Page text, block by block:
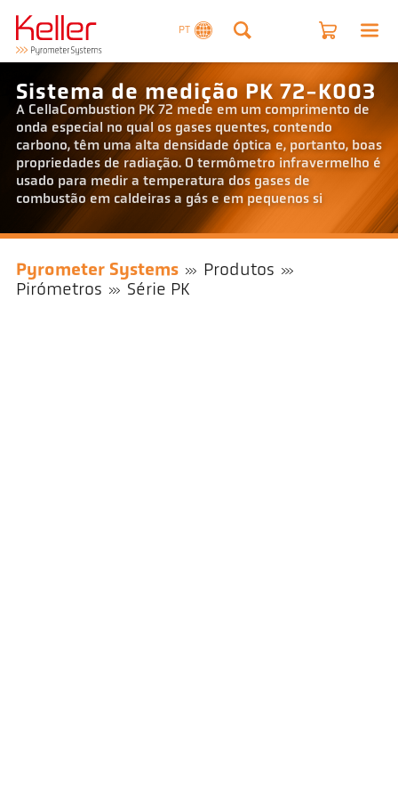
PT
Sistema de medição PK 72-K003
A CellaCombustion PK 72 mede em um comprimento de
onda especial no qual os gases quentes, contendo
carbono, têm uma alta densidade óptica e, portanto, boas
propriedades de radiação. O termômetro infravermelho é
usado para medir a temperatura dos gases de
combustão em caldeiras a gás e em pequenos si
Pyrometer Systems
Produtos
Pirómetros
Série PK